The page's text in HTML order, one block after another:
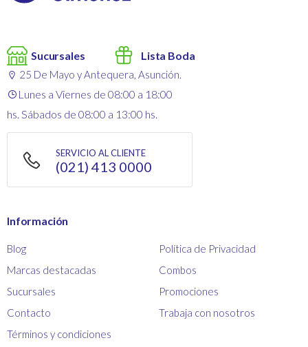
Sucursales Lista Boda
25 De Mayo y Antequera, Asunción.
Lunes a Viernes de 08:00 a 18:00
hs. Sábados de 08:00 a 13:00 hs.
SERVICIO AL CLIENTE
(021) 413 0000
Información
Blog
Marcas destacadas
Sucursales
Contacto
Términos y condiciones
Política de Privacidad
Combos
Promociones
Trabaja con nosotros